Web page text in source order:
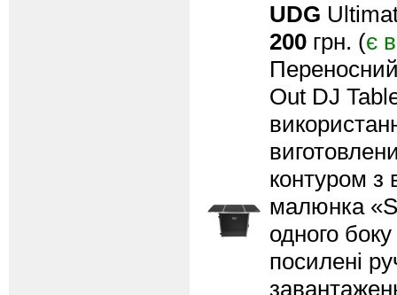
UDG
200 грн. (є
Out DJ
контуром з
малюнка
одного
посилені